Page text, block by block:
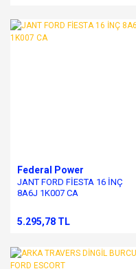
Federal Power
JANT FORD FİESTA 16 İNÇ
8A6J 1K007 CA
5.295,78 TL